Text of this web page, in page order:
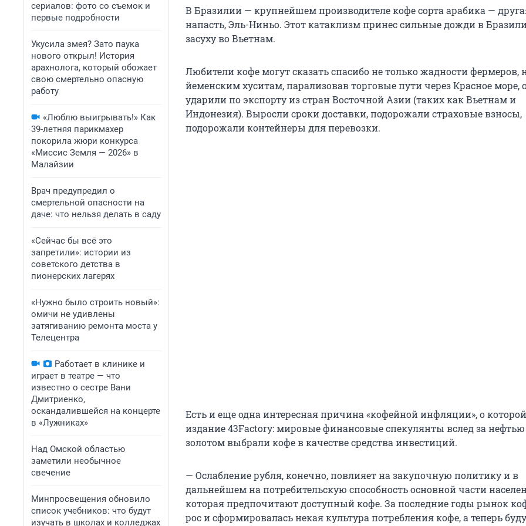
сериалов: фото со съемок и
первые подробности
Укусила змея? Зато паука
нового открыл! История
арахнолога, который обожает
свою смертельно опасную
работу
«Люблю выигрывать!» Как
39-летняя парикмахер
покорила жюри конкурса
«Миссис Земля — 2026» в
Малайзии
Врач предупредил о
смертельной опасности на
даче: что нельзя делать в саду
«Сейчас бы всё это
запретили»: истории из
советского детства в
пионерских лагерях
«Нужно было строить новый»:
омичи не удивлены
затягиванию ремонта моста у
Телецентра
Работает в клинике и
играет в театре — что
известно о сестре Вани
Дмитриенко,
оскандалившейся на концерте
в «Лужниках»
Над Омской областью
заметили необычное
свечение
Минпросвещения обновило
список учебников: что будут
изучать в школах и колледжах
В Бразилии — крупнейшем производителе кофе сорта арабика —
напасть, Эль-Ниньо. Этот катаклизм принес сильные дожди в
засуху во Вьетнам.
Любители кофе могут сказать спасибо не только жадности фермеров,
йеменским хуситам, парализовав торговые пути через Красное море,
ударили по экспорту из стран Восточной Азии (таких как Вьетнам и
Индонезия). Выросли сроки доставки, подорожали страховые взносы,
подорожали контейнеры для перевозки.
Есть и еще одна интересная причина «кофейной инфляции», о
издание 43Factory: мировые финансовые спекулянты вслед за
золотом выбрали кофе в качестве средства инвестиций.
— Ослабление рубля, конечно, повлияет на закупочную политику и в
дальнейшем на потребительскую способность основной части
которая предпочитают доступный кофе. За последние годы рынок
рос и сформировалась некая культура потребления кофе, а теперь